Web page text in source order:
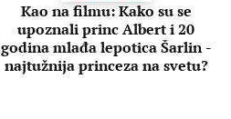
Kao na filmu: Kako su se
upoznali princ Albert i 20
godina mlađa lepotica Šarlin -
najtužnija princeza na svetu?